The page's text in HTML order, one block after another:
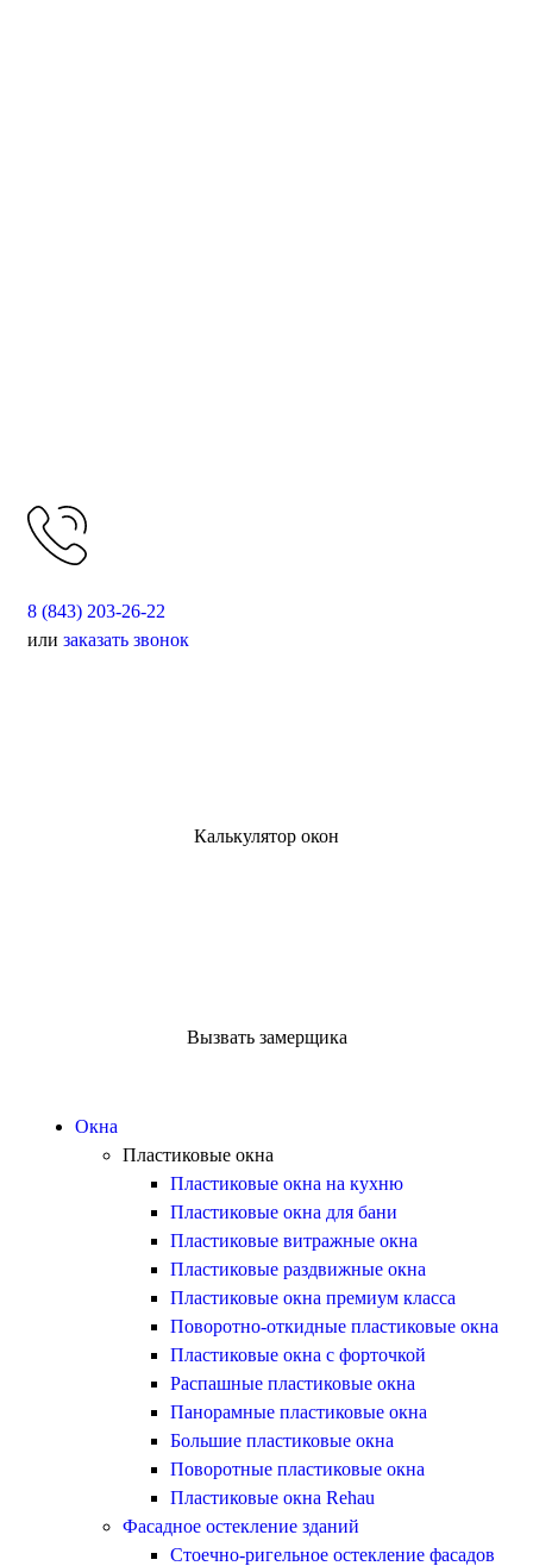
8 (843) 203-26-22
или заказать звонок
Калькулятор окон
Вызвать замерщика
Окна
Пластиковые окна
Пластиковые окна на кухню
Пластиковые окна для бани
Пластиковые витражные окна
Пластиковые раздвижные окна
Пластиковые окна премиум класса
Поворотно-откидные пластиковые окна
Пластиковые окна с форточкой
Распашные пластиковые окна
Панорамные пластиковые окна
Большие пластиковые окна
Поворотные пластиковые окна
Пластиковые окна Rehau
Фасадное остекление зданий
Стоечно-ригельное остекление фасадов